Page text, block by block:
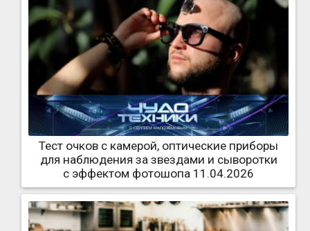
Тест очков с камерой, оптические приборы
для наблюдения за звездами и сыворотки
с эффектом фотошопа 11.04.2026